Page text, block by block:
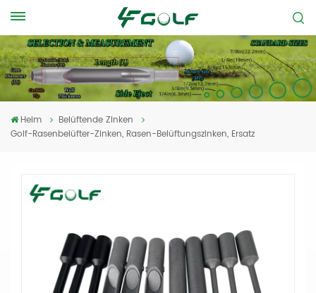
Heim
Belüftende Zinken
Golf-Rasenbelüfter-Zinken, Rasen-Belüftungszinken, Ersatz